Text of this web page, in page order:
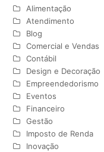
Alimentação
Atendimento
Blog
Comercial e Vendas
Contábil
Design e Decoração
Empreendedorismo
Eventos
Financeiro
Gestão
Imposto de Renda
Inovação